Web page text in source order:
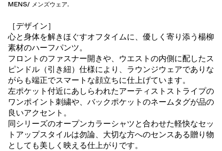
MENS/ メンズウェア.
［デザイン］
心と身体を解きほぐすオフタイムに、優しく寄り添う楊柳
素材のハーフパンツ。
フロントのファスナー開きや、ウエストの内側に配したス
ピンドル（引き紐）仕様により、ラウンジウェアでありな
がらも端正でスマートな顔立ちに仕上げています。
左ポケット付近にあしらわれたアーティストストライプの
ワンポイント刺繍や、バックポケットのネームタグが品の
良いアクセント。
同シリーズのオープンカラーシャツと合わせた軽快なセッ
トアップスタイルは勿論、大切な方へのセンスある贈り物
としても美しく映える仕上がりです。